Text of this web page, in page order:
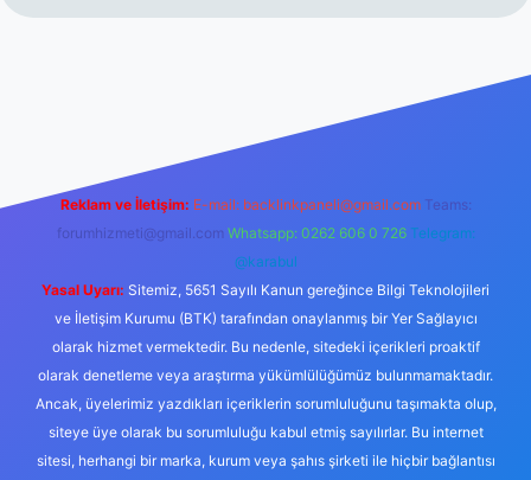
Reklam ve İletişim: E-mail: backlinkpaneli@gmail.com Teams:
forumhizmeti@gmail.com Whatsapp: 0262 606 0 726 Telegram:
@karabul
Yasal Uyarı: Sitemiz, 5651 Sayılı Kanun gereğince Bilgi Teknolojileri
ve İletişim Kurumu (BTK) tarafından onaylanmış bir Yer Sağlayıcı
olarak hizmet vermektedir. Bu nedenle, sitedeki içerikleri proaktif
olarak denetleme veya araştırma yükümlülüğümüz bulunmamaktadır.
Ancak, üyelerimiz yazdıkları içeriklerin sorumluluğunu taşımakta olup,
siteye üye olarak bu sorumluluğu kabul etmiş sayılırlar. Bu internet
sitesi, herhangi bir marka, kurum veya şahıs şirketi ile hiçbir bağlantısı